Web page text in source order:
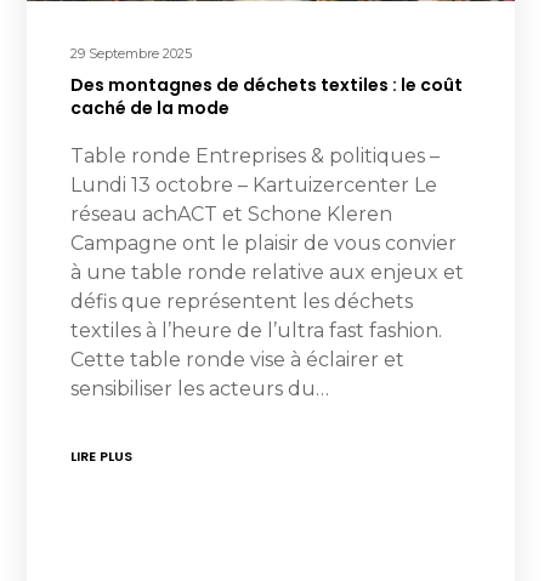
29 Septembre 2025
Des montagnes de déchets textiles : le coût
caché de la mode
Table ronde Entreprises & politiques –
Lundi 13 octobre – Kartuizercenter Le
réseau achACT et Schone Kleren
Campagne ont le plaisir de vous convier
à une table ronde relative aux enjeux et
défis que représentent les déchets
textiles à l’heure de l’ultra fast fashion.
Cette table ronde vise à éclairer et
sensibiliser les acteurs du…
LIRE PLUS